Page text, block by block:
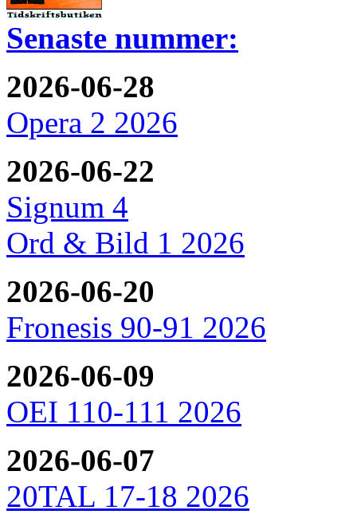
Senaste nummer:
2026-06-28
Opera 2 2026
2026-06-22
Signum 4
Ord & Bild 1 2026
2026-06-20
Fronesis 90-91 2026
2026-06-09
OEI 110-111 2026
2026-06-07
20TAL 17-18 2026